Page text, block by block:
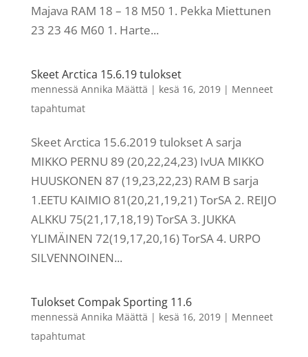
Majava RAM 18 – 18 M50 1. Pekka Miettunen
23 23 46 M60 1. Harte...
Skeet Arctica 15.6.19 tulokset
mennessä Annika Määttä | kesä 16, 2019| Menneet
tapahtumat
Skeet Arctica 15.6.2019 tulokset A sarja
MIKKO PERNU 89 (20,22,24,23) IvUA MIKKO
HUUSKONEN 87 (19,23,22,23) RAM B sarja
1.EETU KAIMIO 81(20,21,19,21) TorSA 2. REIJO
ALKKU 75(21,17,18,19) TorSA 3. JUKKA
YLIMÄINEN 72(19,17,20,16) TorSA 4. URPO
SILVENNOINEN...
Tulokset Compak Sporting 11.6
mennessä Annika Määttä | kesä 16, 2019| Menneet
tapahtumat